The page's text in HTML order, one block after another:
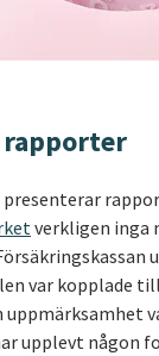
rapporter
verkligen inga
var kopplade
upplevt någon